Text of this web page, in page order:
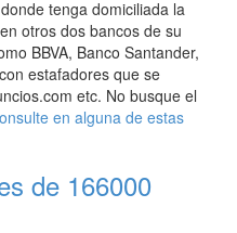
tenga domiciliada la
otros dos bancos de su
BBVA, Banco Santander,
estafadores que se
etc. No busque el
en alguna de estas
de 166000